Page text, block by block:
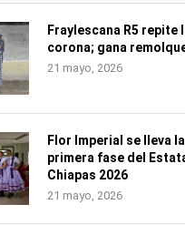
Fraylescana R5 repite
corona; gana
21 mayo, 2026
Flor Imperial se lleva la
primera fase del
Chiapas 2026
21 mayo, 2026